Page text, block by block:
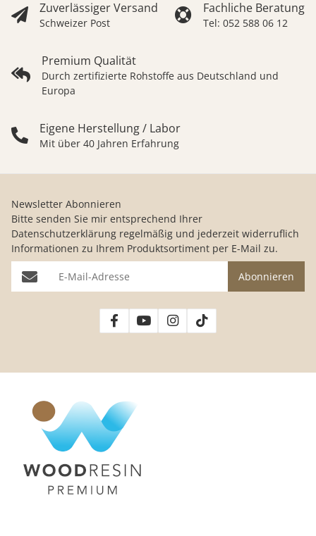
Zuverlässiger Versand
Schweizer Post
Fachliche Beratung
Tel: 052 588 06 12
Premium Qualität
Durch zertifizierte Rohstoffe aus Deutschland und
Europa
Eigene Herstellung / Labor
Mit über 40 Jahren Erfahrung
Newsletter Abonnieren
Bitte senden Sie mir entsprechend Ihrer
Datenschutzerklärung regelmäßig und jederzeit widerruflich
Informationen zu Ihrem Produktsortiment per E-Mail zu.
E-Mail-Adresse Abonnieren